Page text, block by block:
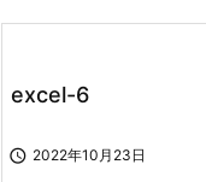
excel-6
 2022年10月23日